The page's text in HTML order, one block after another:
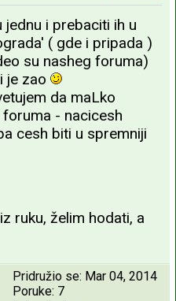
i prebaciti ih u
( gde i pripada )
su nasheg foruma)
je zao
da maLko
- nacicesh
cesh biti u spremniji
ruku, želim hodati, a
Pridružio se: Mar 04, 2014
Poruke: 7